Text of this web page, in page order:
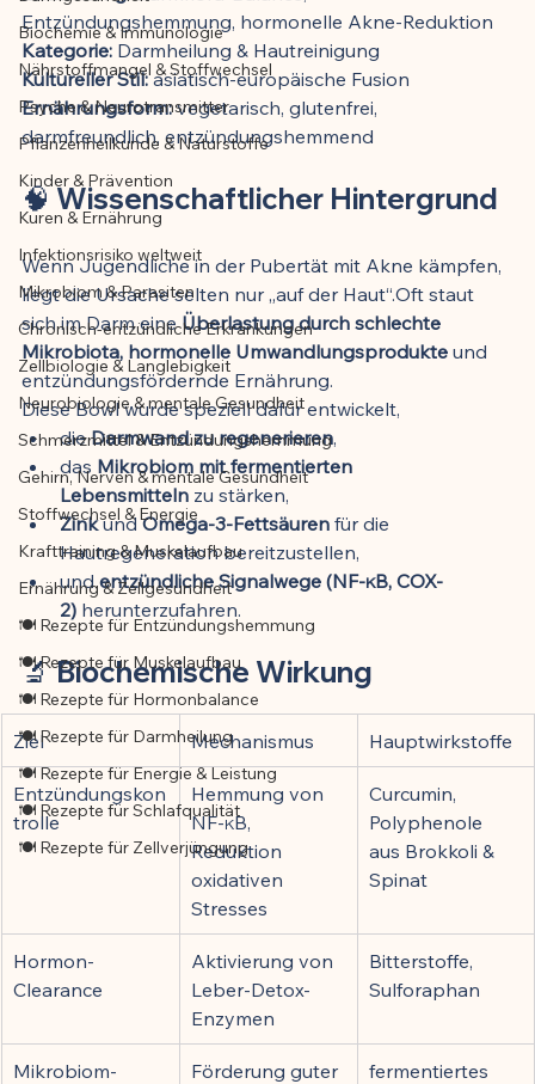
Der Artikel wurde mit Unterstützung von
KI erstellt und redaktionell geprüft vom
angegebenen Autor
Biochemie & Immunologie
Nährstoffmangel & Stoffwechsel
Psyche & Neurotransmitter
Pflanzenheilkunde & Naturstoffe
Kinder & Prävention
Kuren & Ernährung
Infektionsrisiko weltweit
Mikrobiom & Parasiten
Chronisch-entzündliche Erkrankungen
Zellbiologie & Langlebigkeit
Neurobiologie & mentale Gesundheit
Schmerzmittel & Entzündungshemmung
Gehirn, Nerven & mentale Gesundheit
Stoffwechsel & Energie
Krafttraining & Muskelaufbau
Ernährung & Zellgesundheit
🍽️ Rezepte für Entzündungshemmung
🍽️ Rezepte für Muskelaufbau
🍽️ Rezepte für Hormonbalance
🍽️ Rezepte für Darmheilung
🍽️ Rezepte für Energie & Leistung
🍽️ Rezepte für Schlafqualität
🍽️ Rezepte für Zellverjüngung
Entzündungshemmung, hormonelle Akne-Reduktion
Kategorie: Darmheilung & Hautreinigung
Kultureller Stil: asiatisch-europäische Fusion
Ernährungsform: vegetarisch, glutenfrei,
darmfreundlich, entzündungshemmend
🧠 Wissenschaftlicher Hintergrund
Wenn Jugendliche in der Pubertät mit Akne kämpfen,
liegt die Ursache selten nur „auf der Haut“.Oft staut
sich im Darm eine Überlastung durch schlechte
Mikrobiota, hormonelle Umwandlungsprodukte und
entzündungsfördernde Ernährung.
Diese Bowl wurde speziell dafür entwickelt,
die Darmwand zu regenerieren,
das Mikrobiom mit fermentierten
Lebensmitteln zu stärken,
Zink und Omega-3-Fettsäuren für die
Hautregeneration bereitzustellen,
und entzündliche Signalwege (NF-κB, COX-
2) herunterzufahren.
🔬 Biochemische Wirkung
Ziel Mechanismus Hauptwirkstoffe
Entzündungskon
trolle
Hemmung von
NF-κB,
Reduktion
oxidativen
Stresses
Curcumin,
Polyphenole
aus Brokkoli &
Spinat
Hormon-
Clearance
Aktivierung von
Leber-Detox-
Enzymen
Bitterstoffe,
Sulforaphan
Mikrobiom-
Förderung guter
fermentiertes